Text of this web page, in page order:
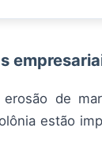
de
estão